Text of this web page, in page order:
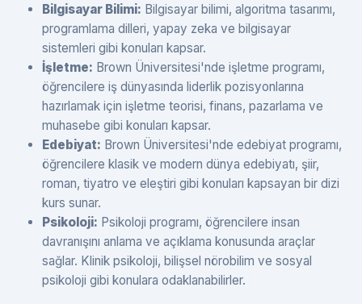
Bilgisayar Bilimi: Bilgisayar bilimi, algoritma tasarımı,
programlama dilleri, yapay zeka ve bilgisayar
sistemleri gibi konuları kapsar.
İşletme: Brown Üniversitesi'nde işletme programı,
öğrencilere iş dünyasında liderlik pozisyonlarına
hazırlamak için işletme teorisi, finans, pazarlama ve
muhasebe gibi konuları kapsar.
Edebiyat: Brown Üniversitesi'nde edebiyat programı,
öğrencilere klasik ve modern dünya edebiyatı, şiir,
roman, tiyatro ve eleştiri gibi konuları kapsayan bir dizi
kurs sunar.
Psikoloji: Psikoloji programı, öğrencilere insan
davranışını anlama ve açıklama konusunda araçlar
sağlar. Klinik psikoloji, bilişsel nörobilim ve sosyal
psikoloji gibi konulara odaklanabilirler.